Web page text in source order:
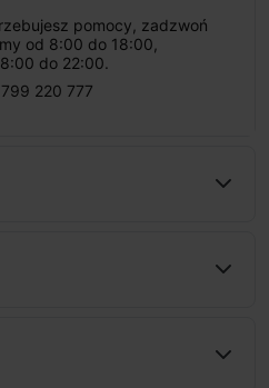
pomocy, zadzwoń
od 8:00 do 18:00,
do 22:00.
220 777